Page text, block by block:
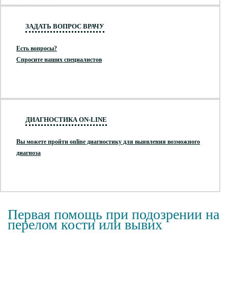
ЗАДАТЬ ВОПРОС ВРАЧУ
Есть вопросы?
Спросите наших специалистов
ДИАГНОСТИКА ON-LINE
Вы можете пройти online диагностику для выявления возможного
диагноза
Первая помощь при подозрении на
перелом кости или вывих